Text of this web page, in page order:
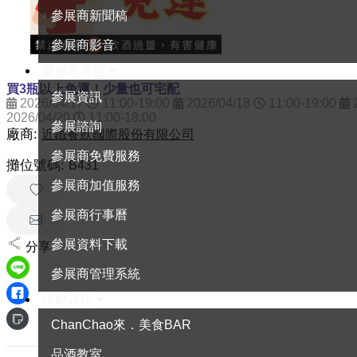
參展商新聞稿
參展商影音
參展資訊
參展諮詢
參展商免費服務
參展商加值服務
參展商行事曆
參展資料下載
參展商管理系統
ChanChao來．美食BAR
品酒教室
買3瓶以上免運！少量也可宅配
2026/04/17
11:00-19:00 2026/04/18 11:00-19:00
2026/04/20
11:00-18:00
廠商: 近鐵餐飲國際股份有限公司
攤位號碼:B431
分享 :